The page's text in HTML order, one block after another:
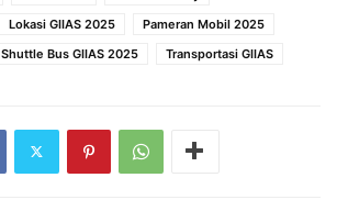
Lokasi GIIAS 2025
Pameran Mobil 2025
Shuttle Bus GIIAS 2025 Transportasi GIIAS